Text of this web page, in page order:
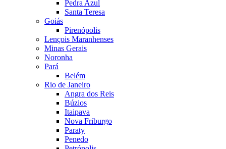
Pedra Azul
Santa Teresa
Goiás
Pirenópolis
Lençois Maranhenses
Minas Gerais
Noronha
Pará
Belém
Rio de Janeiro
Angra dos Reis
Búzios
Itaipava
Nova Friburgo
Paraty
Penedo